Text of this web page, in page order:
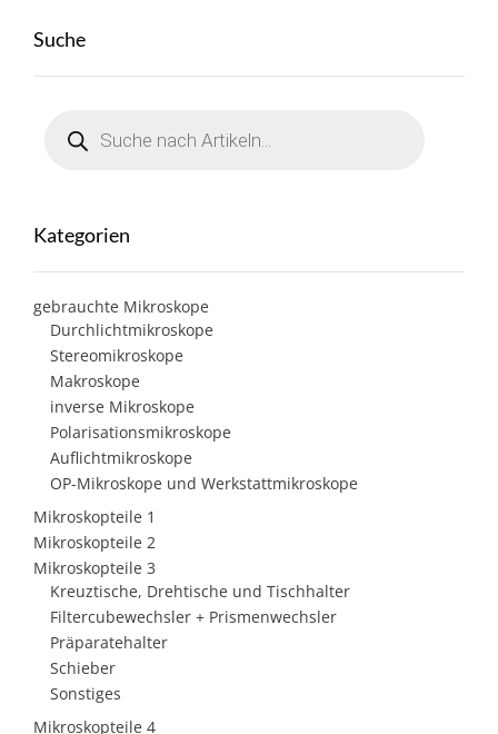
Suche
search
Kategorien
gebrauchte Mikroskope
Durchlichtmikroskope
Stereomikroskope
Makroskope
inverse Mikroskope
Polarisationsmikroskope
Auflichtmikroskope
OP-Mikroskope und Werkstattmikroskope
Mikroskopteile 1
Mikroskopteile 2
Mikroskopteile 3
Kreuztische, Drehtische und Tischhalter
Filtercubewechsler + Prismenwechsler
Präparatehalter
Schieber
Sonstiges
Mikroskopteile 4